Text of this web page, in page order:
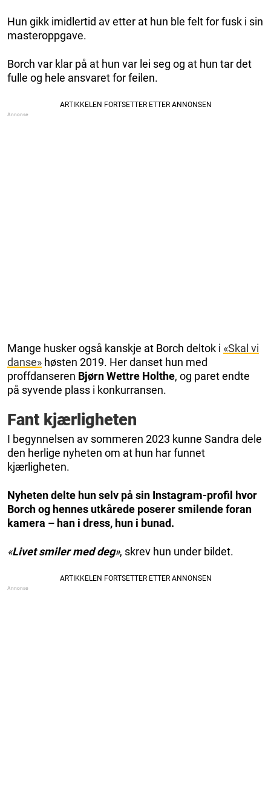
Hun gikk imidlertid av etter at hun ble felt for fusk i sin
masteroppgave.
Borch var klar på at hun var lei seg og at hun tar det
fulle og hele ansvaret for feilen.
Mange husker også kanskje at Borch deltok i «Skal vi
danse» høsten 2019. Her danset hun med
proffdanseren Bjørn Wettre Holthe, og paret endte
på syvende plass i konkurransen.
Fant kjærligheten
I begynnelsen av sommeren 2023 kunne Sandra dele
den herlige nyheten om at hun har funnet
kjærligheten.
Nyheten delte hun selv på sin Instagram-profil hvor
Borch og hennes utkårede poserer smilende foran
kamera – han i dress, hun i bunad.
«Livet smiler med deg», skrev hun under bildet.